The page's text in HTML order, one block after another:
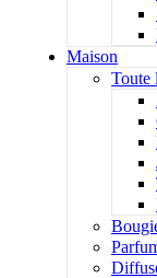
Maison
Toute